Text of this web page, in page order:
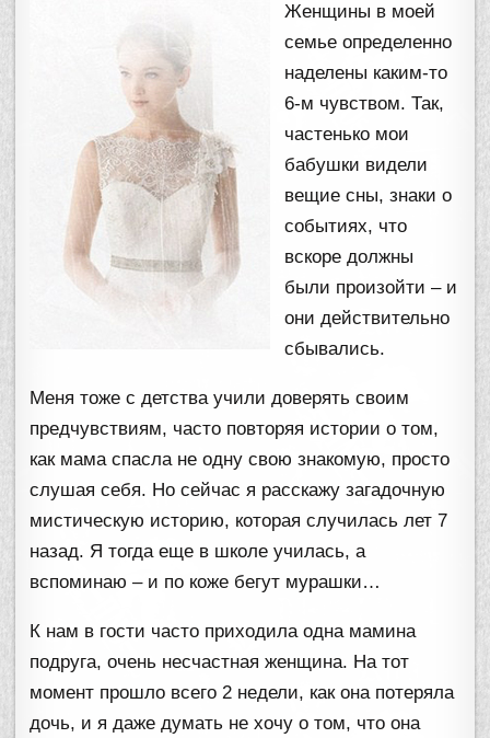
Женщины в моей
семье определенно
наделены каким-то
6-м чувством. Так,
частенько мои
бабушки видели
вещие сны, знаки о
событиях, что
вскоре должны
были произойти – и
они действительно
сбывались.
Меня тоже с детства учили доверять своим
предчувствиям, часто повторяя истории о том,
как мама спасла не одну свою знакомую, просто
слушая себя. Но сейчас я расскажу загадочную
мистическую историю, которая случилась лет 7
назад. Я тогда еще в школе училась, а
вспоминаю – и по коже бегут мурашки…
К нам в гости часто приходила одна мамина
подруга, очень несчастная женщина. На тот
момент прошло всего 2 недели, как она потеряла
дочь, и я даже думать не хочу о том, что она